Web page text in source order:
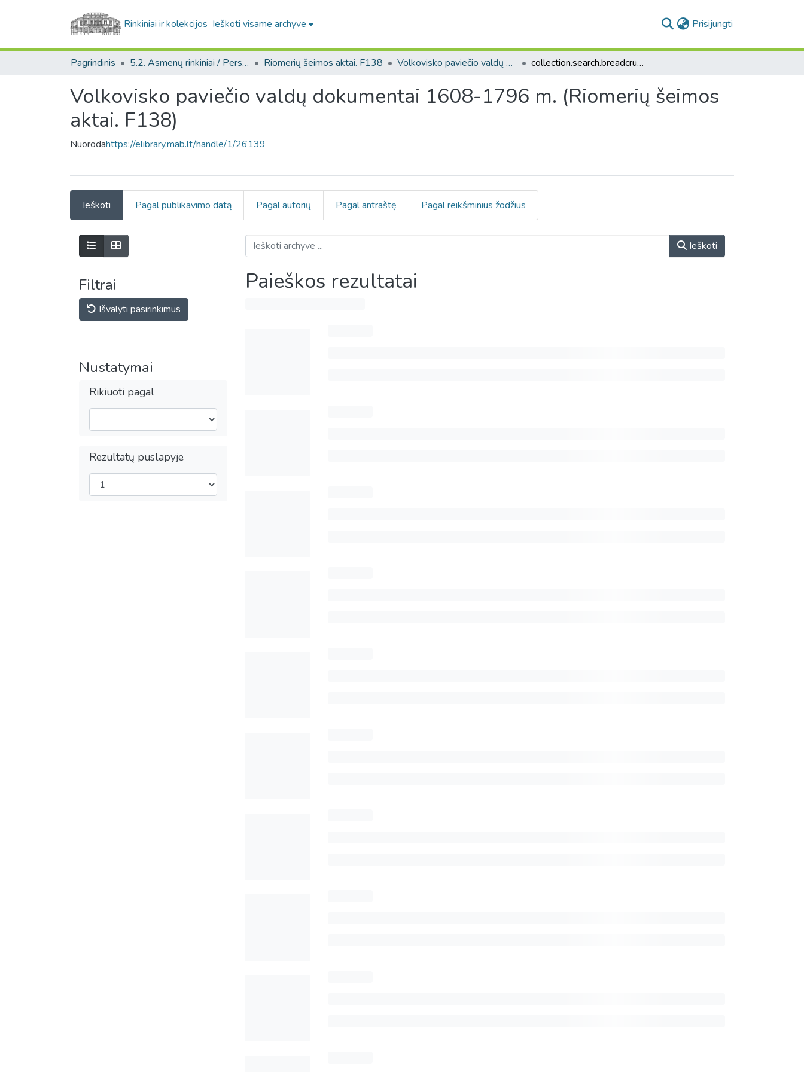
Rinkiniai ir kolekcijos Ieškoti visame archyve Prisijungti
Pagrindinis 5.2. Asmenų rinkiniai / Personal collections Riomerių šeimos aktai. F138 Volkovisko paviečio valdų dokumentai 1608-1796 m. (Riomerių šeimos aktai. F138) collection.search.breadcrumbs
Volkovisko paviečio valdų dokumentai 1608-1796 m. (Riomerių šeimos
aktai. F138)
Nuorodahttps://elibrary.mab.lt/handle/1/26139
Ieškoti Pagal publikavimo datą Pagal autorių Pagal antraštę Pagal reikšminius žodžius
Filtrai
Išvalyti pasirinkimus
Nustatymai
Rikiuoti pagal
Rezultatų puslapyje
Ieškoti
Paieškos rezultatai